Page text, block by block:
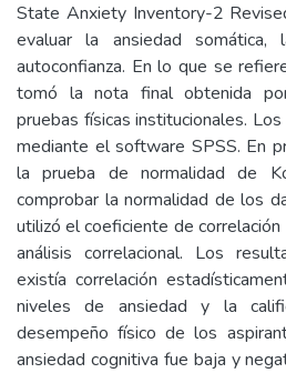
State Anxiety Inventory-2
evaluar la ansiedad somática,
autoconfianza. En lo que se
tomó la nota final obtenida
pruebas físicas institucionales.
mediante el software SPSS. En
la prueba de normalidad de
comprobar la normalidad de los
utilizó el coeficiente de
análisis correlacional. Los
existía correlación
niveles de ansiedad y la
desempeño físico de los
ansiedad cognitiva fue baja y